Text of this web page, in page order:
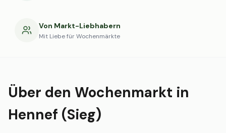
Von Markt-Liebhabern
Mit Liebe für Wochenmärkte
Über den Wochenmarkt in
Hennef (Sieg)